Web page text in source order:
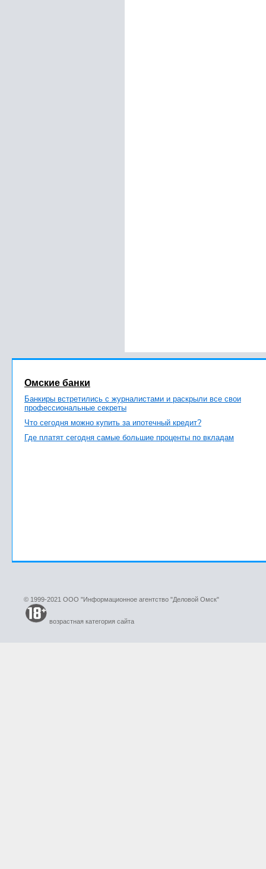
Омские банки
Банкиры встретились с журналистами и раскрыли все свои
профессиональные секреты
Что сегодня можно купить за ипотечный кредит?
Где платят сегодня самые большие проценты по вкладам
© 1999-2021 ООО "Информационное агентство "Деловой Омск"
возрастная категория сайта